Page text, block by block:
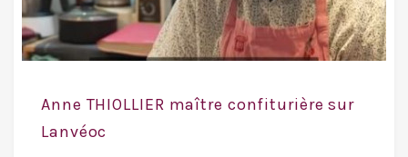
Anne THIOLLIER maître confiturière sur
Lanvéoc